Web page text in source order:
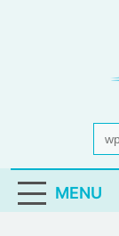
for:
MENU